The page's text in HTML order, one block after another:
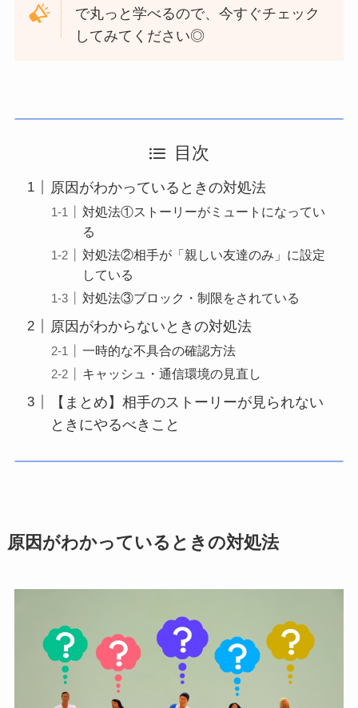
で丸っと学べるので、今すぐチェック
してみてください◎
目次
原因がわかっているときの対処法
対処法①ストーリーがミュートになってい
る
対処法②相手が「親しい友達のみ」に設定
している
対処法③ブロック・制限をされている
原因がわからないときの対処法
一時的な不具合の確認方法
キャッシュ・通信環境の見直し
【まとめ】相手のストーリーが見られない
ときにやるべきこと
原因がわかっているときの対処法